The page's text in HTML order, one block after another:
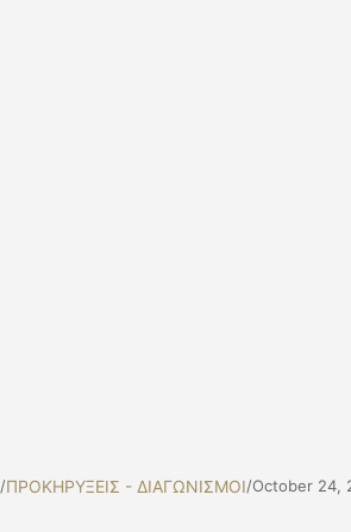
/ΠΡΟΚΗΡΥΞΕΙΣ - ΔΙΑΓΩΝΙΣΜΟΙ/October 24,